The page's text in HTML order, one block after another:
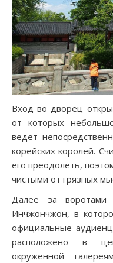
Вход во дворец
от которых
ведет
корейских королей.
его преодолеть,
чистыми от грязных
Далее за
Инчжончжон, в
официальные
расположено в
окруженной